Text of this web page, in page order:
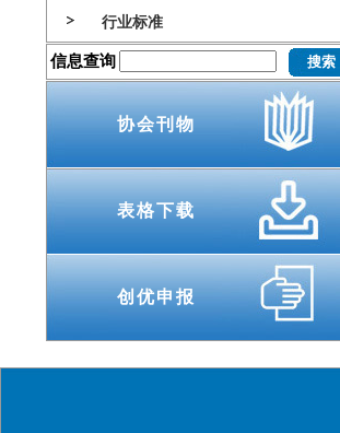
行业标准
信息查询
协会刊物
表格下载
创优申报